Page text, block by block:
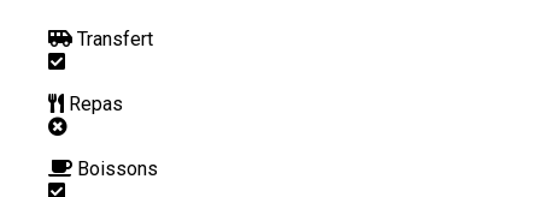
Transfert
Repas
Boissons